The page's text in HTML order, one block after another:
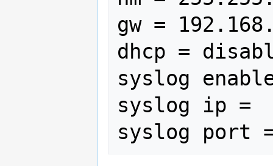
gw =
dhcp =
syslog
syslog ip =